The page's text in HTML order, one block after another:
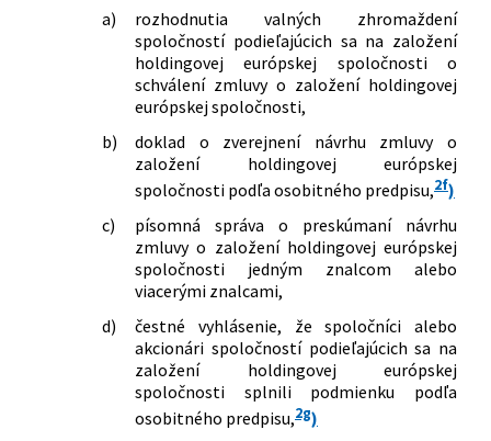
a)
rozhodnutia valných zhromaždení
spoločností podieľajúcich sa na založení
holdingovej európskej spoločnosti o
schválení zmluvy o založení holdingovej
európskej spoločnosti,
b)
doklad o zverejnení návrhu zmluvy o
založení holdingovej európskej
spoločnosti podľa osobitného predpisu,2f)
c)
písomná správa o preskúmaní návrhu
zmluvy o založení holdingovej európskej
spoločnosti jedným znalcom alebo
viacerými znalcami,
d)
čestné vyhlásenie, že spoločníci alebo
akcionári spoločností podieľajúcich sa na
založení holdingovej európskej
spoločnosti splnili podmienku podľa
osobitného predpisu,2g)